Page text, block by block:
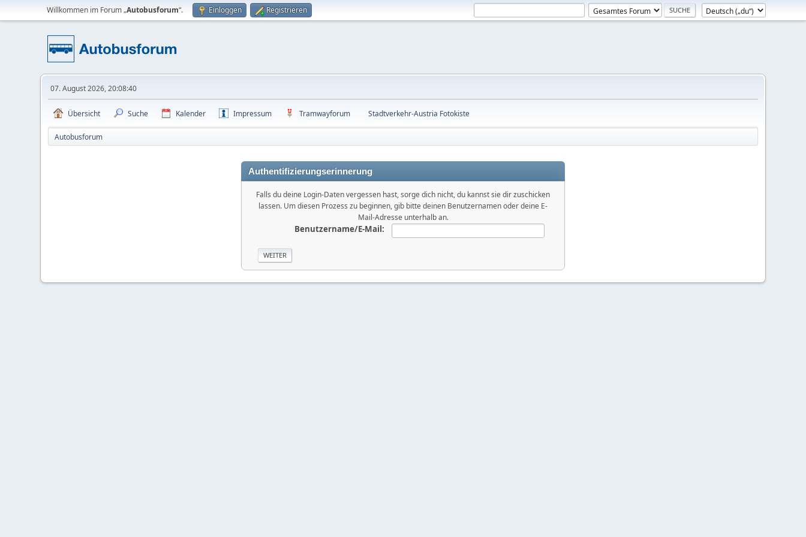
Willkommen im Forum „Autobusforum“. Einloggen Registrieren
07. August 2026, 20:08:40
Übersicht Suche Kalender Impressum Tramwayforum Stadtverkehr-Austria Fotokiste
Autobusforum
Authentifizierungserinnerung
Falls du deine Login-Daten vergessen hast, sorge dich nicht, du kannst sie dir zuschicken
lassen. Um diesen Prozess zu beginnen, gib bitte deinen Benutzernamen oder deine E-
Mail-Adresse unterhalb an.
Benutzername/E-Mail: